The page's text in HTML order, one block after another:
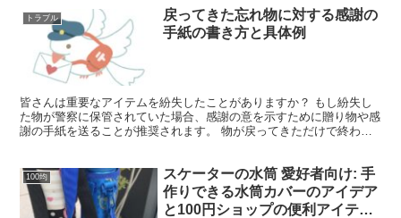
トラブル
戻ってきた忘れ物に対する感謝の
手紙の書き方と具体例
皆さんは重要なアイテムを紛失したことがありますか？ もし紛失し
た物が警察に保管されていた場合、感謝の意を示すために贈り物や感
謝の手紙を送ることが推奨されます。 物が戻ってきただけで終わり
100均
スケーターの水筒 愛好者向け: 手
作りできる水筒カバーのアイデア
と100円ショップの便利アイテ